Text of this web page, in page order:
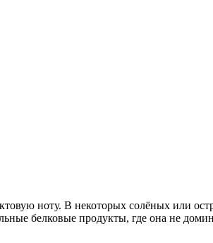
ноту. В некоторых солёных или
белковые продукты, где она не